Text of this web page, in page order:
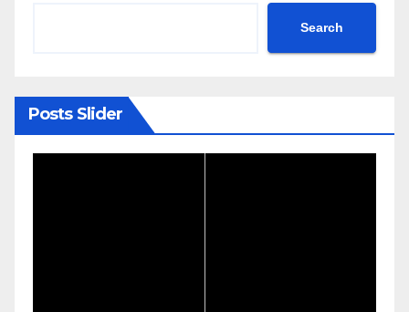
Search
Posts Slider